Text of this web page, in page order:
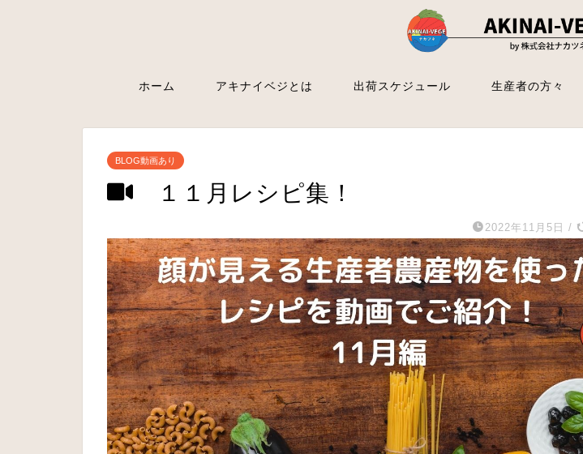
ホーム アキナイベジとは 出荷スケジュール 生産者の方々
BLOG動画あり
１１月レシピ集！
2022年11月5日 /